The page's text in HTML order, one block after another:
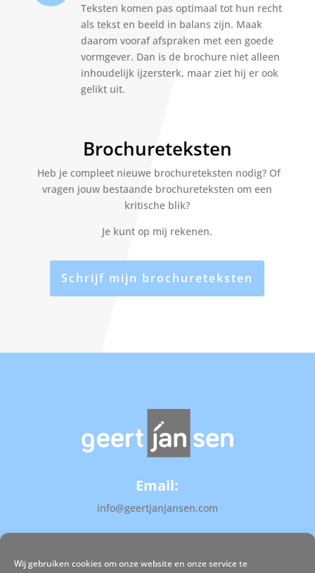
Wij gebruiken cookies om onze website en onze service te
Teksten komen pas optimaal tot hun recht
als tekst en beeld in balans zijn. Maak
daarom vooraf afspraken met een goede
vormgever. Dan is de brochure niet alleen
inhoudelijk ijzersterk, maar ziet hij er ook
gelikt uit.
Brochureteksten
Heb je compleet nieuwe brochureteksten nodig? Of
vragen jouw bestaande brochureteksten om een
kritische blik?
Je kunt op mij rekenen.
Schrijf mijn brochureteksten
Email:
info@geertjanjansen.com
06 466 055 47